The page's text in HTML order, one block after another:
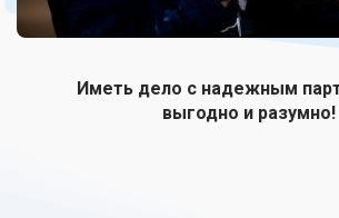
Иметь дело с надежным
выгодно и разумно!